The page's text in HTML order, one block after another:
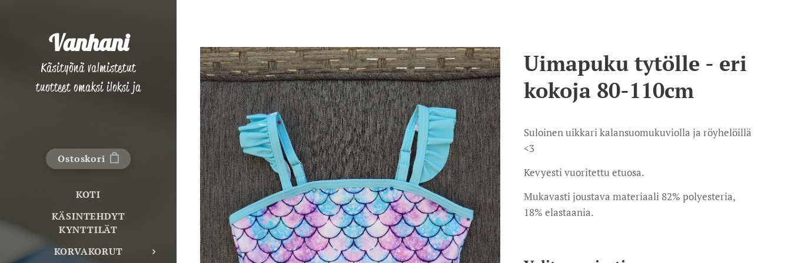
Vanhani
Käsityönä valmistetut
tuotteet omaksi iloksi ja
Ostoskori
KOTI
KÄSINTEHDYT
KYNTTILÄT
KORVAKORUT
Uimapuku tytölle - eri
kokoja 80-110cm
Suloinen uikkari kalansuomukuviolla ja röyhelöillä
<3
Kevyesti vuoritettu etuosa.
Mukavasti joustava materiaali 82% polyesteria,
18% elastaania.